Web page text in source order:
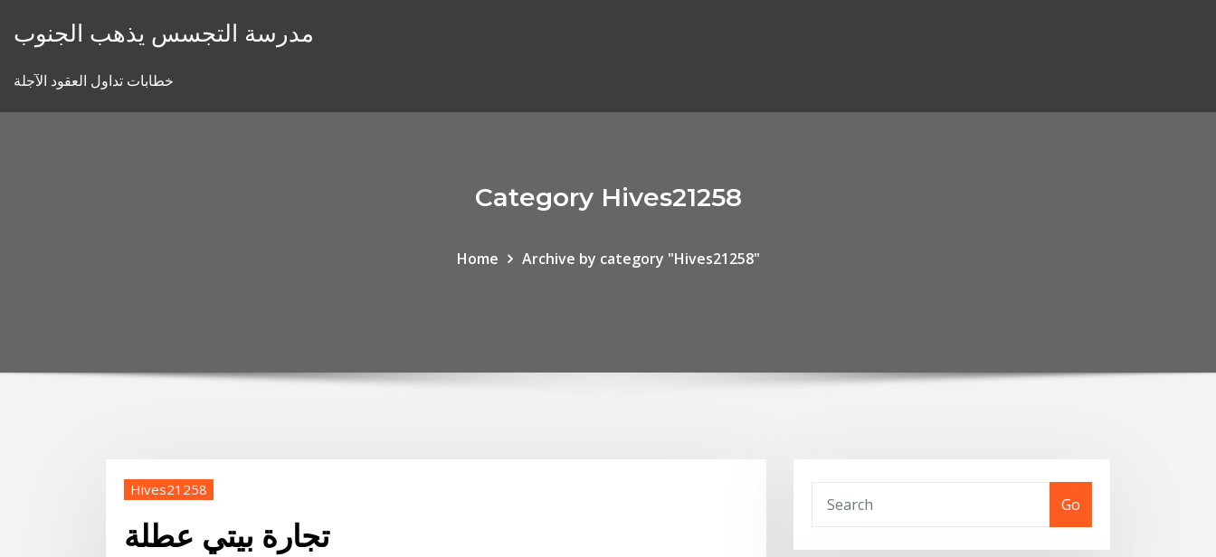
مدرسة التجسس يذهب الجنوب
خطابات تداول العقود الآجلة
Category Hives21258
Home Archive by category "Hives21258"
Hives21258
تجارة بيتي عطلة
Go